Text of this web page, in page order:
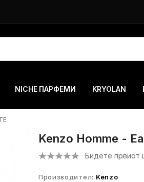
NICHE ПАРФЕМИ KRYOLAN
Kenzo Homme -
Бидете првиот
Производител: Kenzo